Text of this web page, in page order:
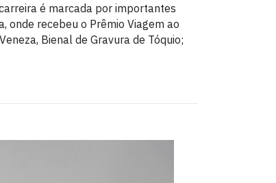
é marcada por importantes
onde recebeu o Prêmio Viagem ao
Bienal de Gravura de Tóquio;